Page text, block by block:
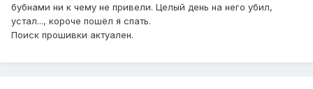
бубнами ни к чему не привели. Целый день на него убил,
устал..., короче пошёл я спать.
Поиск прошивки актуален.